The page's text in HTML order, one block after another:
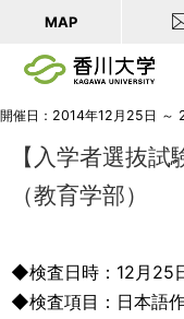
MAP
開催日：2014年12月25日 ～
【入学者選抜
（教育学部）
◆検査日時：12月25
◆検査項目：日本語